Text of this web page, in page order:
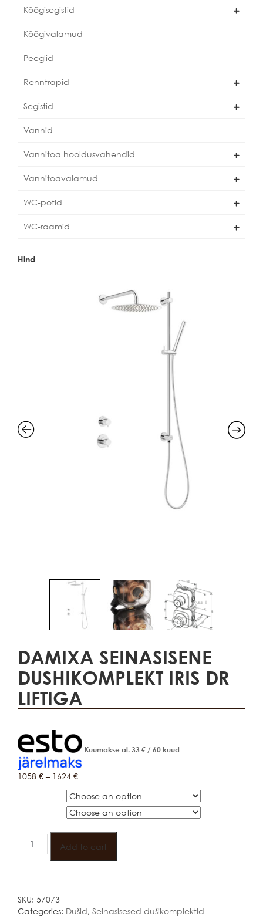
Köögisegistid
Köögivalamud
Peeglid
Renntrapid
Segistid
Vannid
Vannitoa hooldusvahendid
Vannitoavalamud
WC-potid
WC-raamid
Hind
DAMIXA SEINASISENE
DUSHIKOMPLEKT IRIS DR
LIFTIGA
Kuumakse al. 33 € / 60 kuud
1058 € – 1624 €
DAMIXA
SEINASISENE
DUSHIKOMPLEKT
quantity
Add to cart
SKU: 57073
Categories: Dušid, Seinasisesed dušikomplektid